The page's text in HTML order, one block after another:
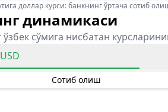
доллар курси: банкнинг ўртача сотиб
динамикаси
сўмига нисбатан
USD
Сотиб олиш